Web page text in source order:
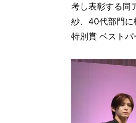
考し表彰する同
紗、40代部門に
特別賞 ベストパ